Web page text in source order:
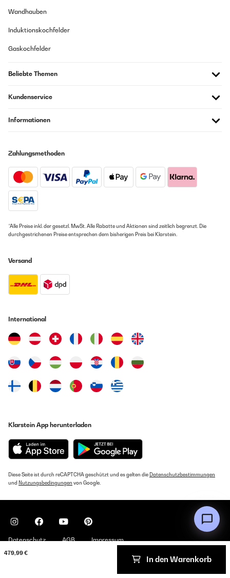
479,99 €
In den Warenkorb
Wandhauben
Induktionskochfelder
Gaskochfelder
Beliebte Themen
Kundenservice
Informationen
Zahlungsmethoden
*Alle Preise inkl. der gesetzl. MwSt. Alle Rabatte und Aktionen sind zeitlich begrenzt. Die
durchgestrichenen Preise entsprechen dem bisherigen Preis bei Klarstein.
Versand
International
Klarstein App herunterladen
Diese Seite ist durch reCAPTCHA geschützt und es gelten die Datenschutzbestimmungen
und Nutzungsbedingungen von Google.
Datenschutz AGB Impressum
Copyright © 2026 Klarstein. All rights reserved